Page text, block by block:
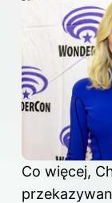
Co więcej,